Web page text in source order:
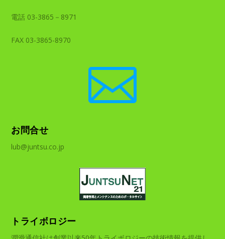
電話 03-3865－8971
FAX 03-3865-8970

お問合せ
lub@juntsu.co.jp
トライボロジー